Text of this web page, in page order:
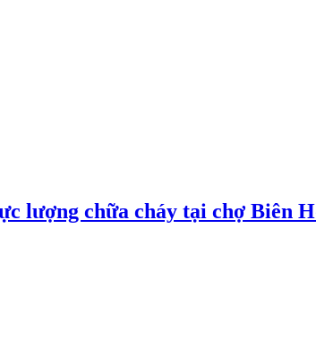
lượng chữa cháy tại chợ Biên